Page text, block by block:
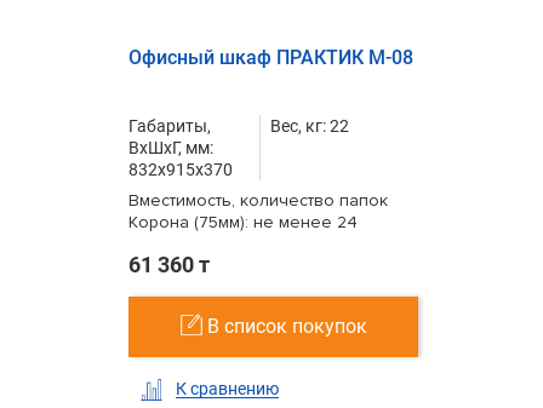
Офисный шкаф ПРАКТИК M-08
Габариты,
ВxШxГ, мм:
832x915x370
Вес, кг: 22
Вместимость, количество папок
Корона (75мм): не менее 24
61 360 т
В список покупок
К сравнению